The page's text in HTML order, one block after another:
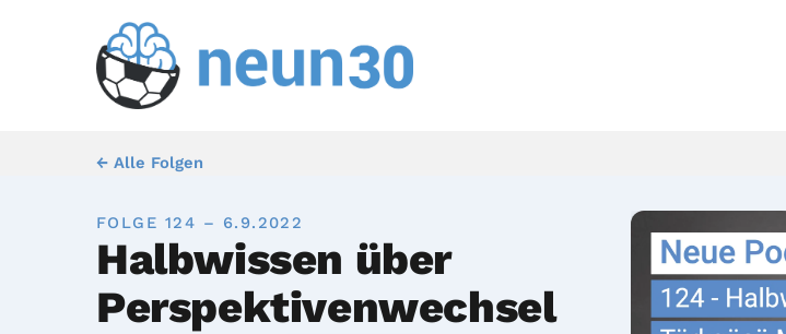
← Alle Folgen
FOLGE 124 – 6.9.2022
Halbwissen über
Perspektivenwechsel